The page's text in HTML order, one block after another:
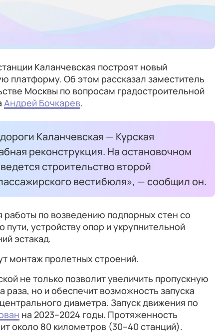
Каланчевская построят новый
платформу. Об этом рассказал заместитель
Москвы по вопросам градостроительной
Андрей Бочкарев.
Каланчевская — Курская
реконструкция. На остановочном
строительство второй
вестибюля», — сообщил он.
работы по возведению подпорных стен со
пути, устройству опор и укрупнительной
эстакад.
монтаж пролетных строений.
не только позволит увеличить пропускную
раза, но и обеспечит возможность запуска
диаметра. Запуск движения по
на 2023–2024 годы. Протяженность
около 80 километров (30–40 станций).